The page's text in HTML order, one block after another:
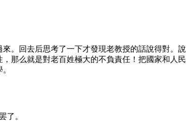
。回去后思考了一下才發現老教授的話說得對。說
那么就是對老百姓極大的不負責任！把國家和人民
了。